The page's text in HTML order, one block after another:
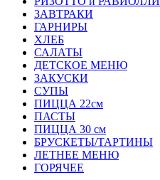
ЗАВТРАКИ
ГАРНИРЫ
ХЛЕБ
САЛАТЫ
ДЕТСКОЕ МЕНЮ
ЗАКУСКИ
СУПЫ
ПИЦЦА 22см
ПАСТЫ
ПИЦЦА 30 см
БРУСКЕТЫ/ТАРТИНЫ
ЛЕТНЕЕ МЕНЮ
ГОРЯЧЕЕ